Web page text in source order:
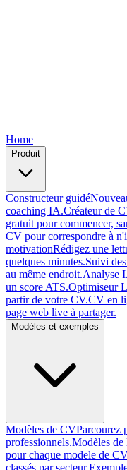
Home
Produit
Constructeur guidé
coaching IA.Créateur de
gratuit pour commencer,
CV pour correspondre à
motivationRédigez une
quelques minutes.Suivi
au même endroit.Analyse
un score ATS.Optimiseur
partir de votre CV.CV en
page web live à partager.
Modèles et exemples
Modèles de CVParcourez
professionnels.Modèles de
pour chaque modele de